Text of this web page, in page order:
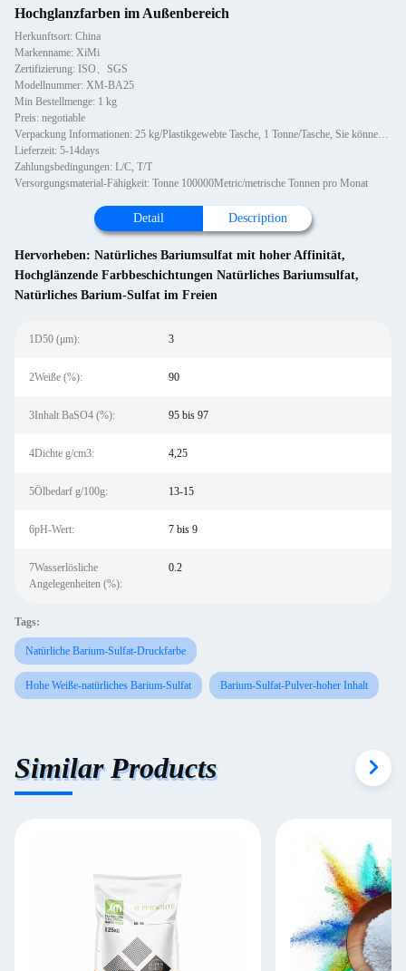
Hochglanzfarben im Außenbereich
Herkunftsort: China
Markenname: XiMi
Zertifizierung: ISO、SGS
Modellnummer: XM-BA25
Min Bestellmenge: 1 kg
Preis: negotiable
Verpackung Informationen: 25 kg/Plastikgewebte Tasche, 1 Tonne/Tasche, Sie können mit Paletten oder ohne Holzpaletten wählen,
Lieferzeit: 5-14days
Zahlungsbedingungen: L/C, T/T
Versorgungsmaterial-Fähigkeit: Tonne 100000Metric/metrische Tonnen pro Monat
Detail Description
Hervorheben: Natürliches Bariumsulfat mit hoher Affinität,
Hochglänzende Farbbeschichtungen Natürliches Bariumsulfat,
Natürliches Barium-Sulfat im Freien
1D50 (μm): 3
2Weiße (%): 90
3Inhalt BaSO4 (%): 95 bis 97
4Dichte g/cm3: 4,25
5Ölbedarf g/100g: 13-15
6pH-Wert: 7 bis 9
7Wasserlösliche
Angelegenheiten (%):
0.2
Tags:
Natürliche Barium-Sulfat-Druckfarbe
Hohe Weiße-natürliches Barium-Sulfat Barium-Sulfat-Pulver-hoher Inhalt
Similar Products